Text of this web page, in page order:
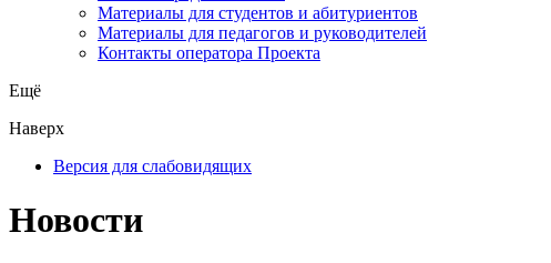
Материалы для студентов и абитуриентов
Материалы для педагогов и руководителей
Контакты оператора Проекта
Ещё
Наверх
Версия для слабовидящих
Новости